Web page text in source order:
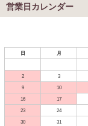
営業日カレンダー
日
月
2
3
9
10
16
17
23
24
30
31